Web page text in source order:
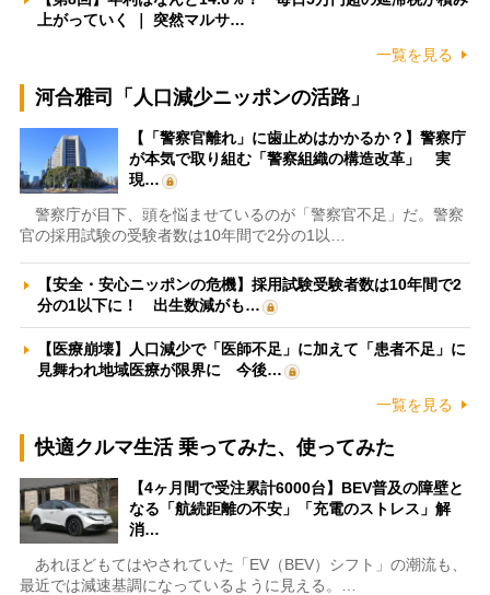
上がっていく ｜ 突然マルサ…
一覧を見る
河合雅司「人口減少ニッポンの活路」
【「警察官離れ」に歯止めはかかるか？】警察庁
が本気で取り組む「警察組織の構造改革」 実
現…
警察庁が目下、頭を悩ませているのが「警察官不足」だ。警察
官の採用試験の受験者数は10年間で2分の1以…
【安全・安心ニッポンの危機】採用試験受験者数は10年間で2
分の1以下に！ 出生数減がも…
【医療崩壊】人口減少で「医師不足」に加えて「患者不足」に
見舞われ地域医療が限界に 今後…
一覧を見る
快適クルマ生活 乗ってみた、使ってみた
【4ヶ月間で受注累計6000台】BEV普及の障壁と
なる「航続距離の不安」「充電のストレス」解
消…
あれほどもてはやされていた「EV（BEV）シフト」の潮流も、
最近では減速基調になっているように見える。…